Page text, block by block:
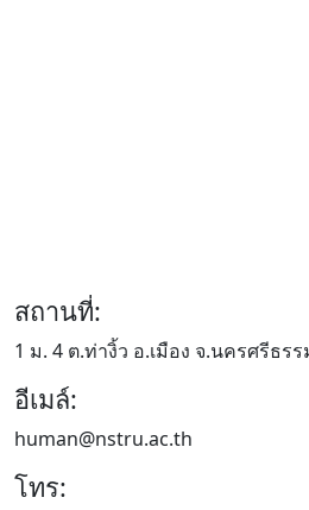
สถานที่:
1 ม. 4 ต.ท่างิ้ว อ.เมือง จ.นครศรีธร
อีเมล์:
human@nstru.ac.th
โทร: